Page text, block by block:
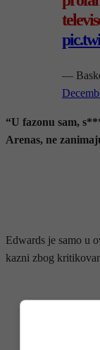
—
“U fazonu sam,
Arenas, ne
Edwards je samo u
kazni zbog